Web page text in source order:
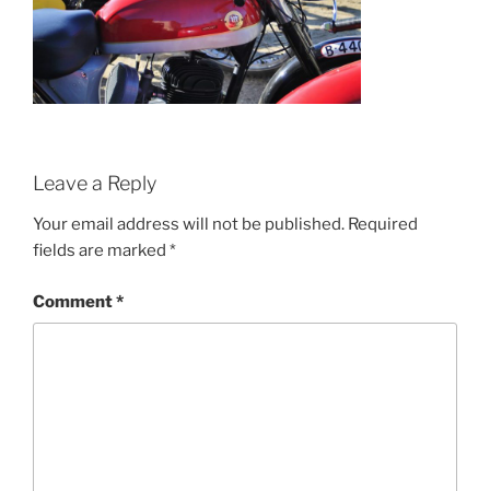
Leave a Reply
Your email address will not be published. Required
fields are marked *
Comment*